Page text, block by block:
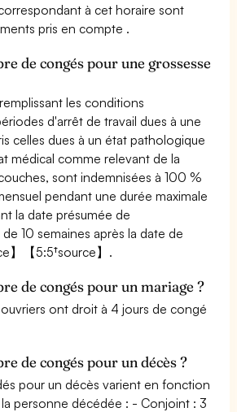
à cet horaire sont
pris en compte .
de congés pour une grossesse
les conditions
d'arrêt de travail dues à une
celles dues à un état pathologique
médical comme relevant de la
sont indemnisées à 100 %
pendant une durée maximale
la date présumée de
10 semaines après la date de
】【5:5†source】.
de congés pour un mariage ?
ont droit à 4 jours de congé
de congés pour un décès ?
pour un décès varient en fonction
personne décédée : - Conjoint : 3